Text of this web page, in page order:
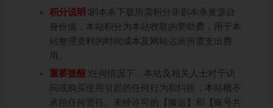
积分说明 ∶剧本杀下载所需积分非剧本杀资源自
身价值，本站积分为本站收取的赞助费，用于本
站整理资料的时间成本及网站运营所需支出费
用。
重要提醒 ∶任何情况下，本站及相关人士对于访
问或购买使用引起的任何行为和纠纷，本站概不
承担任何责任。未经许可的【搬运】和【账号共